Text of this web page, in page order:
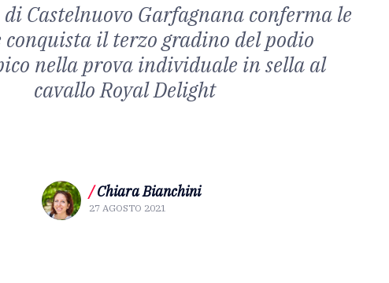
di Castelnuovo Garfagnana conferma le
conquista il terzo gradino del podio
nella prova individuale in sella al
cavallo Royal Delight
/ Chiara Bianchini
27 AGOSTO 2021